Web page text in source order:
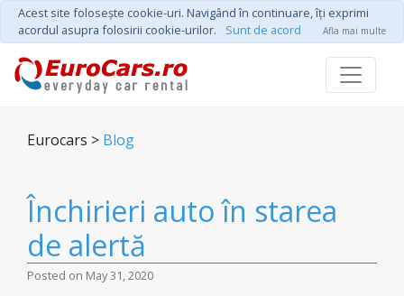
Acest site foloseşte cookie-uri. Navigând în continuare, îţi exprimi
acordul asupra folosirii cookie-urilor.
Sunt de acord Afla mai multe
Eurocars > Blog
Închirieri auto în starea
de alertă
Posted on May 31, 2020